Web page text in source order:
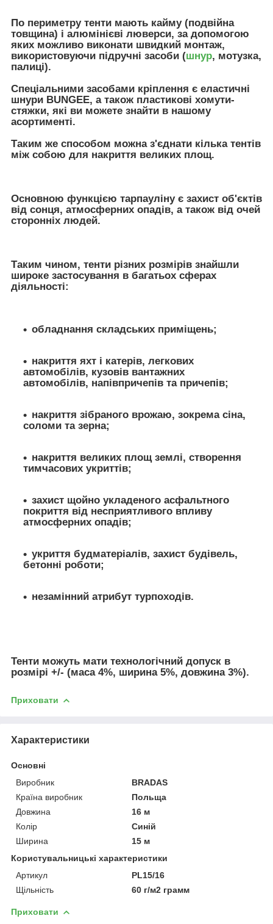
По периметру тенти мають кайму (подвійна
товщина) і алюмінієві люверси, за допомогою
яких можливо виконати швидкий монтаж,
використовуючи підручні засоби (шнур, мотузка,
палиці).
Спеціальними засобами кріплення є еластичні
шнури BUNGEE, а також пластикові хомути-
стяжки, які ви можете знайти в нашому
асортименті.
Таким же способом можна з'єднати кілька тентів
між собою для накриття великих площ.
Основною функцією тарпауліну є захист об'єктів
від сонця, атмосферних опадів, а також від очей
сторонніх людей.
Таким чином, тенти різних розмірів знайшли
широке застосування в багатьох сферах
діяльності:
обладнання складських приміщень;
накриття яхт і катерів, легкових
автомобілів, кузовів вантажних
автомобілів, напівпричепів та причепів;
накриття зібраного врожаю, зокрема сіна,
соломи та зерна;
накриття великих площ землі, створення
тимчасових укриттів;
захист щойно укладеного асфальтного
покриття від несприятливого впливу
атмосферних опадів;
укриття будматеріалів, захист будівель,
бетонні роботи;
незамінний атрибут турпоходів.
Тенти можуть мати технологічний допуск в
розмірі +/- (маса 4%, ширина 5%, довжина 3%).
Приховати
Характеристики
Основні
Виробник
BRADAS
Країна виробник
Польща
Довжина
16 м
Колір
Синій
Ширина
15 м
Користувальницькі характеристики
Артикул
PL15/16
Щільність
60 г/м2 грамм
Приховати